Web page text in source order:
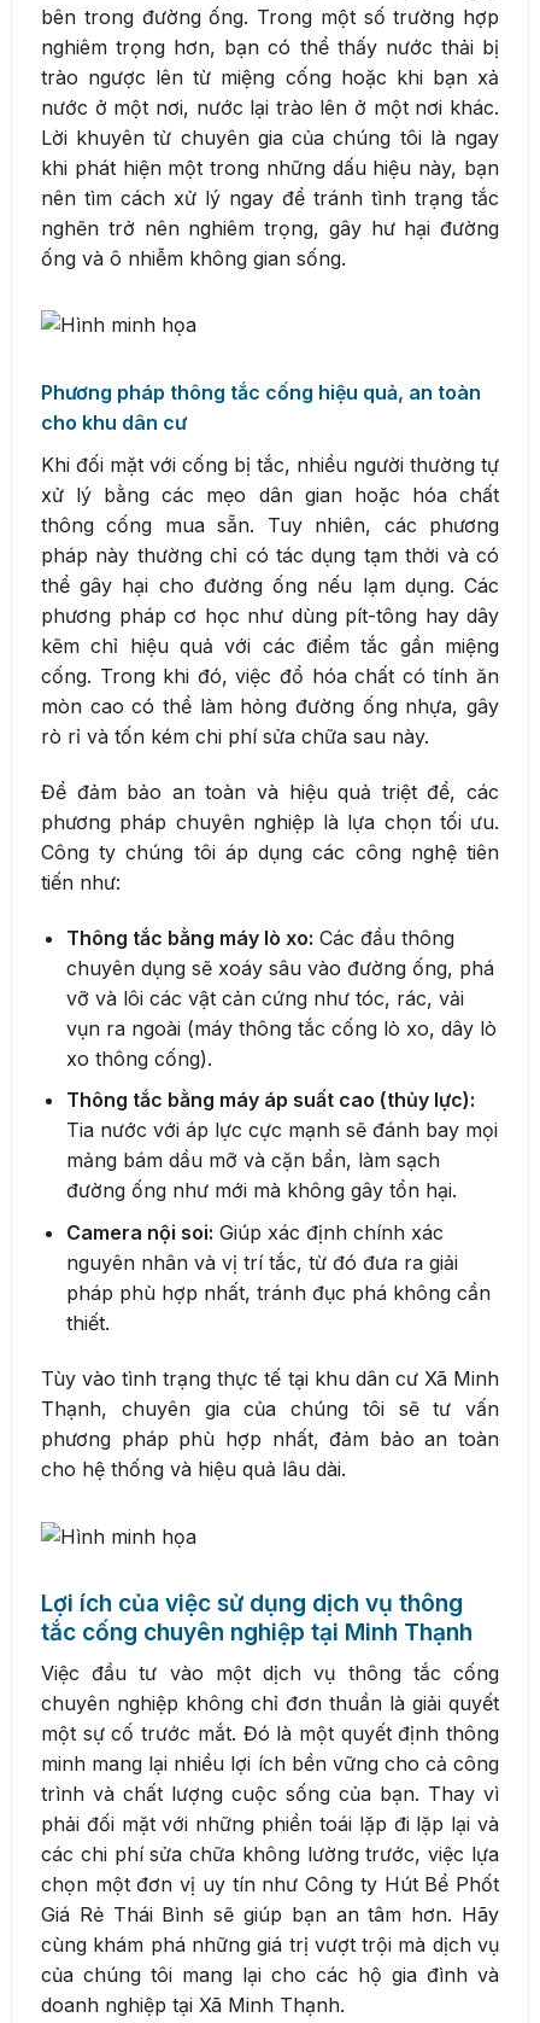
bên trong đường ống. Trong một số trường hợp
nghiêm trọng hơn, bạn có thể thấy nước thải bị
trào ngược lên từ miệng cống hoặc khi bạn xả
nước ở một nơi, nước lại trào lên ở một nơi khác.
Lời khuyên từ chuyên gia của chúng tôi là ngay
khi phát hiện một trong những dấu hiệu này, bạn
nên tìm cách xử lý ngay để tránh tình trạng tắc
nghẽn trở nên nghiêm trọng, gây hư hại đường
ống và ô nhiễm không gian sống.
Phương pháp thông tắc cống hiệu quả, an toàn
cho khu dân cư
Khi đối mặt với cống bị tắc, nhiều người thường tự
xử lý bằng các mẹo dân gian hoặc hóa chất
thông cống mua sẵn. Tuy nhiên, các phương
pháp này thường chỉ có tác dụng tạm thời và có
thể gây hại cho đường ống nếu lạm dụng. Các
phương pháp cơ học như dùng pít-tông hay dây
kẽm chỉ hiệu quả với các điểm tắc gần miệng
cống. Trong khi đó, việc đổ hóa chất có tính ăn
mòn cao có thể làm hỏng đường ống nhựa, gây
rò rỉ và tốn kém chi phí sửa chữa sau này.
Để đảm bảo an toàn và hiệu quả triệt để, các
phương pháp chuyên nghiệp là lựa chọn tối ưu.
Công ty chúng tôi áp dụng các công nghệ tiên
tiến như:
Thông tắc bằng máy lò xo: Các đầu thông
chuyên dụng sẽ xoáy sâu vào đường ống, phá
vỡ và lôi các vật cản cứng như tóc, rác, vải
vụn ra ngoài (máy thông tắc cống lò xo, dây lò
xo thông cống).
Thông tắc bằng máy áp suất cao (thủy lực):
Tia nước với áp lực cực mạnh sẽ đánh bay mọi
mảng bám dầu mỡ và cặn bẩn, làm sạch
đường ống như mới mà không gây tổn hại.
Camera nội soi: Giúp xác định chính xác
nguyên nhân và vị trí tắc, từ đó đưa ra giải
pháp phù hợp nhất, tránh đục phá không cần
thiết.
Tùy vào tình trạng thực tế tại khu dân cư Xã Minh
Thạnh, chuyên gia của chúng tôi sẽ tư vấn
phương pháp phù hợp nhất, đảm bảo an toàn
cho hệ thống và hiệu quả lâu dài.
Lợi ích của việc sử dụng dịch vụ thông
tắc cống chuyên nghiệp tại Minh Thạnh
Việc đầu tư vào một dịch vụ thông tắc cống
chuyên nghiệp không chỉ đơn thuần là giải quyết
một sự cố trước mắt. Đó là một quyết định thông
minh mang lại nhiều lợi ích bền vững cho cả công
trình và chất lượng cuộc sống của bạn. Thay vì
phải đối mặt với những phiền toái lặp đi lặp lại và
các chi phí sửa chữa không lường trước, việc lựa
chọn một đơn vị uy tín như Công ty Hút Bể Phốt
Giá Rẻ Thái Bình sẽ giúp bạn an tâm hơn. Hãy
cùng khám phá những giá trị vượt trội mà dịch vụ
của chúng tôi mang lại cho các hộ gia đình và
doanh nghiệp tại Xã Minh Thạnh.